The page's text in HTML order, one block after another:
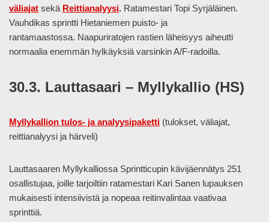
väliajat sekä Reittianalyysi. Ratamestari Topi Syrjäläinen.
Vauhdikas sprintti Hietaniemen puisto- ja
rantamaastossa. Naapuriratojen rastien läheisyys aiheutti
normaalia enemmän hylkäyksiä varsinkin A/F-radoilla.
30.3. Lauttasaari – Myllykallio (HS)
Myllykallion tulos- ja analyysipaketti (tulokset, väliajat,
reittianalyysi ja härveli)
Lauttasaaren Myllykalliossa Sprintticupin kävijäennätys 251
osallistujaa, joille tarjoiltiin ratamestari Kari Sanen lupauksen
mukaisesti intensiivistä ja nopeaa reitinvalintaa vaativaa
sprinttiä.